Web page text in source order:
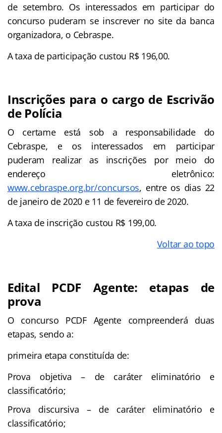
de setembro. Os interessados em participar do
concurso puderam se inscrever no site da banca
organizadora, o Cebraspe.
A taxa de participação custou R$ 196,00.
Inscrições para o cargo de Escrivão
de Polícia
O certame está sob a responsabilidade do
Cebraspe, e os interessados em participar
puderam realizar as inscrições por meio do
endereço eletrônico:
www.cebraspe.org.br/concursos, entre os dias 22
de janeiro de 2020 e 11 de fevereiro de 2020.
A taxa de inscrição custou R$ 199,00.
Voltar ao topo
Edital PCDF Agente: etapas de
prova
O concurso PCDF Agente compreenderá duas
etapas, sendo a:
primeira etapa constituída de:
Prova objetiva – de caráter eliminatório e
classificatório;
Prova discursiva – de caráter eliminatório e
classificatório;